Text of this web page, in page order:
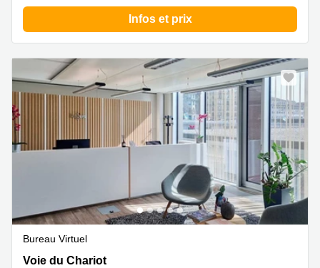
Infos et prix
Bureau Virtuel
Voie du Chariot 3,4. Stock, Lausanne
Voie du Chariot